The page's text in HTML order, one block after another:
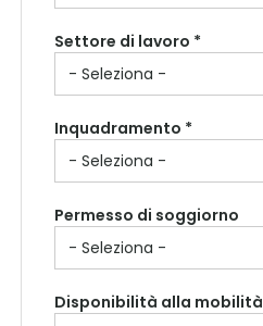
Settore di lavoro *
Inquadramento *
Permesso di soggiorno
Disponibilità alla mobilità